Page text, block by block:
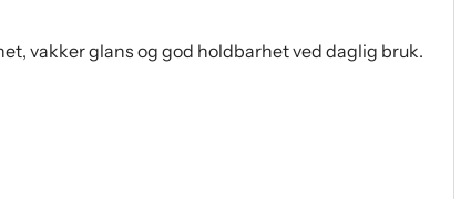
vakker glans og god holdbarhet ved daglig bruk.